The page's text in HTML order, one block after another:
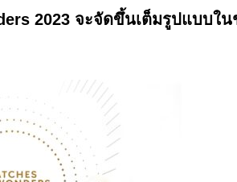
2023 จะจัดขึ้นเต็มรูปแบบใ